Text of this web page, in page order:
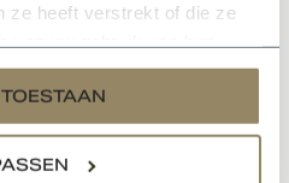
ze heeft verstrekt of die ze